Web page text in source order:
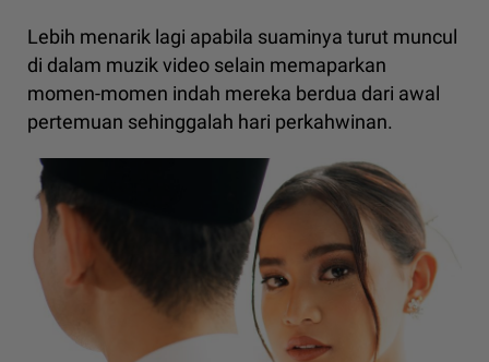
Lebih menarik lagi apabila suaminya turut muncul
di dalam muzik video selain memaparkan
momen-momen indah mereka berdua dari awal
pertemuan sehinggalah hari perkahwinan.